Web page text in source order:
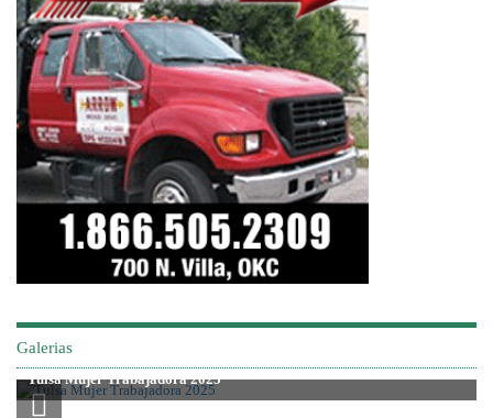
Galerias
Tulsa Mujer Trabajadora 2025